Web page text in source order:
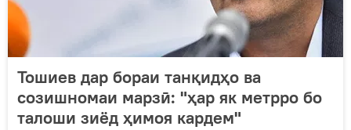
Тошиев дар бораи танқидҳо ва
созишномаи марзӣ: "ҳар як метрро бо
талоши зиёд ҳимоя кардем"